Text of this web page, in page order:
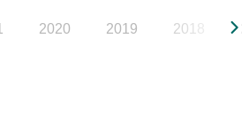
2020 2019 2018